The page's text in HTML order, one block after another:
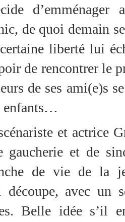
de quoi demain
liberté lui
de rencontrer le
de ses ami(e)s
enfants…
et actrice
gaucherie et de
de vie de la
découpe, avec un
Belle idée s’il